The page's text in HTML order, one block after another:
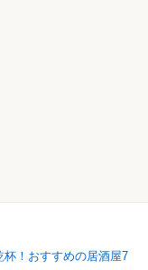
！おすすめの居酒屋7